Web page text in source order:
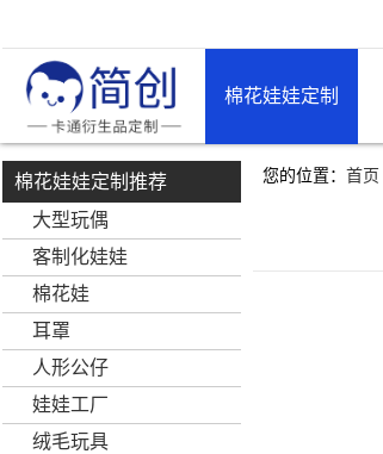
棉花娃娃定制
您的位置： 首页
棉花娃娃定制推荐
大型玩偶
客制化娃娃
棉花娃
耳罩
人形公仔
娃娃工厂
绒毛玩具